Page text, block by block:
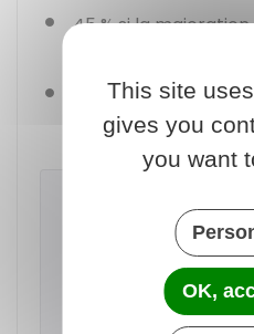
45 %si la majoration
si la majoration
redressement était
si vous pouvez
réelles sur les
versées aux salariés,
redressement
This site
gives you
you want
OK,